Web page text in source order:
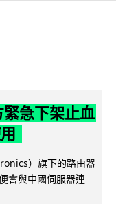
急下架止血
）旗下的路由器
會與中國伺服器連